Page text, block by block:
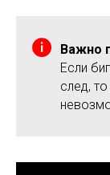
Важно
Если
след,